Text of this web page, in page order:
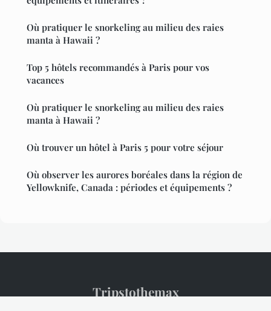
Où pratiquer le snorkeling au milieu des raies
manta à Hawaii ?
Top 5 hôtels recommandés à Paris pour vos
vacances
Où pratiquer le snorkeling au milieu des raies
manta à Hawaii ?
Où trouver un hôtel à Paris 5 pour votre séjour
Où observer les aurores boréales dans la région de
Yellowknife, Canada : périodes et équipements ?
Tripstothemax